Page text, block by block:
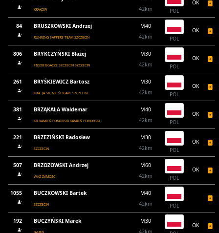
KRAKÓW
42km
POL
OK
84 BRUSZKOWSKI Andrzej
RUNNING SAPPERS TEAM SZCZECIN
M40
42km
POL
OK
806 BRYKCZYŃSKI Błażej
FIZJOBIEGACZE SZCZECIN SZCZECIN
M30
42km
POL
OK
261 BRYŚKIEWICZ Bartosz
KBA `JA SIĘ NIE ŚCIGAM` SZCZECIN
M30
42km
POL
OK
381 BRZĄKAŁA Waldemar
KB KAMIEŃ POMORSKI KAMIEŃ POMORSKI
M40
42km
POL
OK
221 BRZEZIŃSKI Radosław
SZCZECIN
M30
42km
POL
OK
507 BRZOZOWSKI Andrzej
WKZ ZAMOŚĆ
M60
42km
POL
OK
1055 BUCZKOWSKI Bartek
SZCZECIN
M40
42km
POL
192 BUCZYŃSKI Marek
JASIEŃ
M30
42km
OK